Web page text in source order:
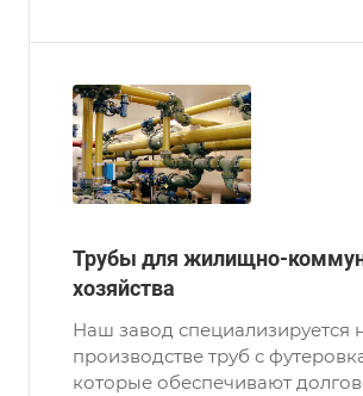
Трубы для жилищно-
хозяйства
Наш завод специализируется
производстве труб с
которые обеспечивают